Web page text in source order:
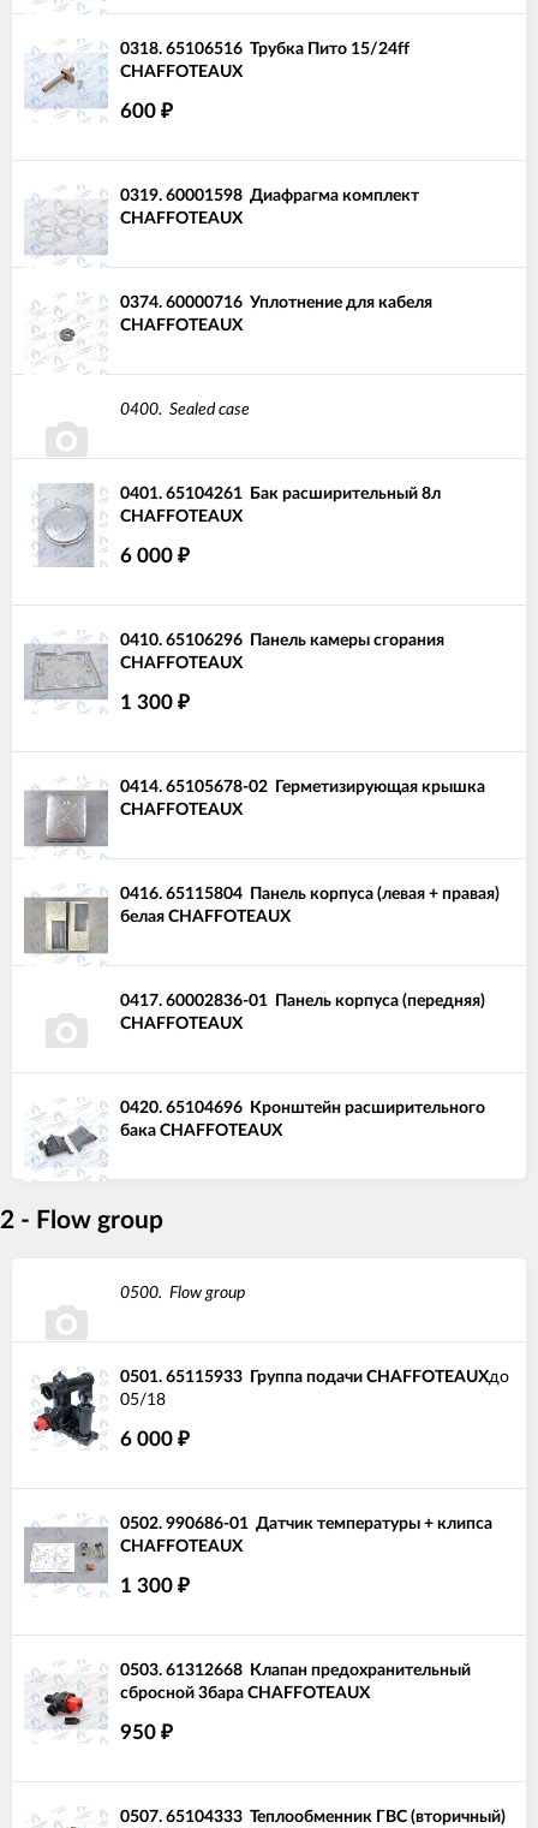
0318. 65106516 Трубка Пито 15/24ff
CHAFFOTEAUX
600 ₽
0319. 60001598 Диафрагма комплект
CHAFFOTEAUX
0374. 60000716 Уплотнение для кабеля
CHAFFOTEAUX
0400. Sealed case
0401. 65104261 Бак расширительный 8л
CHAFFOTEAUX
6 000 ₽
0410. 65106296 Панель камеры сгорания
CHAFFOTEAUX
1 300 ₽
0414. 65105678-02 Герметизирующая крышка
CHAFFOTEAUX
0416. 65115804 Панель корпуса (левая + правая)
белая CHAFFOTEAUX
0417. 60002836-01 Панель корпуса (передняя)
CHAFFOTEAUX
0420. 65104696 Кронштейн расширительного
бака CHAFFOTEAUX
2 - Flow group
0500. Flow group
0501. 65115933 Группа подачи CHAFFOTEAUXдо
05/18
6 000 ₽
0502. 990686-01 Датчик температуры + клипса
CHAFFOTEAUX
1 300 ₽
0503. 61312668 Клапан предохранительный
сбросной 3бара CHAFFOTEAUX
950 ₽
0507. 65104333 Теплообменник ГВС (вторичный)